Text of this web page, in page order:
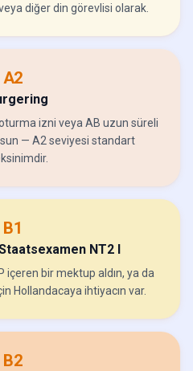
diğer din görevlisi olarak.
A2
izni veya AB uzun süreli
— A2 seviyesi standart
B1
NT2 I
içeren bir mektup aldın, ya da
Hollandacaya ihtiyacın var.
B2